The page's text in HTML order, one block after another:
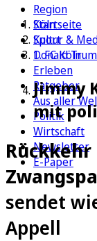
Region
Köln
Sport
1. FC Köln
Erleben
Ratgeber
Aus aller
Politik
Wirtschaft
Newsletter
E-Paper
Startseite
Kultur &
Donald
Jimmy
mit
Rückkehr
sendet
Appell